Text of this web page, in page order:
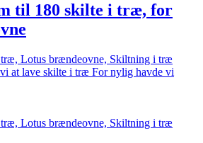
til 180 skilte i træ, for
Lotus brændeovne, Skiltning i træ
at lave skilte i træ For nylig havde vi
Lotus brændeovne, Skiltning i træ